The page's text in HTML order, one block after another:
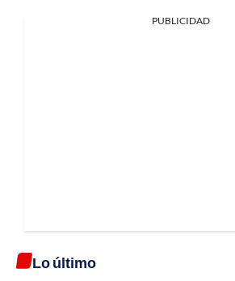
PUBLICIDAD
Lo último